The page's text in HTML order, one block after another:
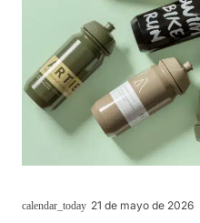
calendar_today 21 de mayo de 2026